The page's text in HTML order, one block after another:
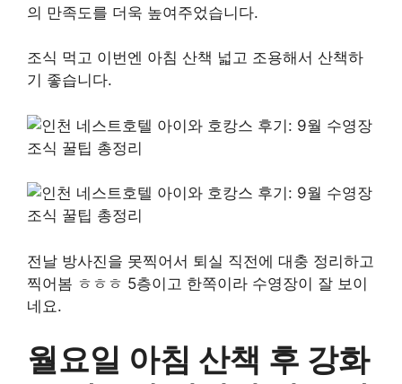
의 만족도를 더욱 높여주었습니다.
조식 먹고 이번엔 아침 산책 넓고 조용해서 산책하
기 좋습니다.
전날 방사진을 못찍어서 퇴실 직전에 대충 정리하고
찍어봄 ㅎㅎㅎ 5층이고 한쪽이라 수영장이 잘 보이
네요.
월요일 아침 산책 후 강화